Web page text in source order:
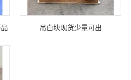
吊白块现货少量可出